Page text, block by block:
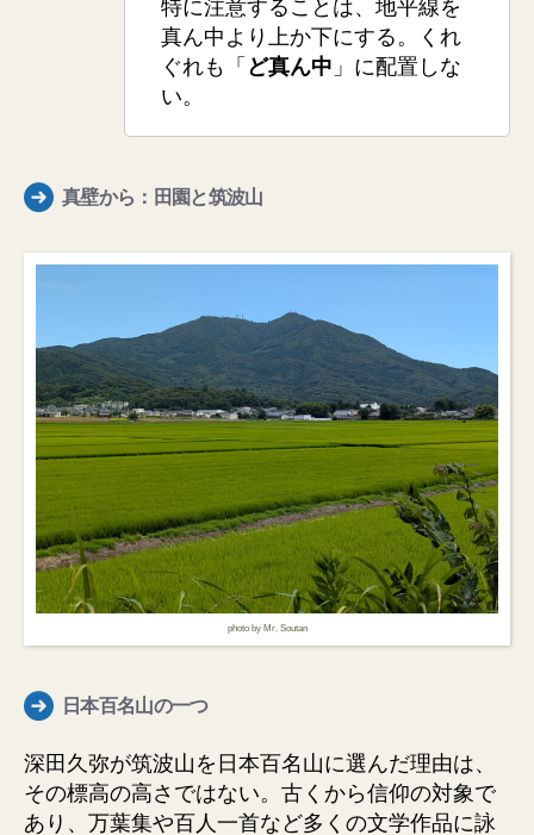
特に注意することは、地平線を
真ん中より上か下にする。くれ
ぐれも「 ど真ん中 」に配置しな
い。
真壁から：田園と筑波山
photo by Mr. Soutan
日本百名山の一つ
深田久弥が筑波山を日本百名山に選んだ理由は、
その標高の高さではない。古くから信仰の対象で
あり、万葉集や百人一首など多くの文学作品に詠